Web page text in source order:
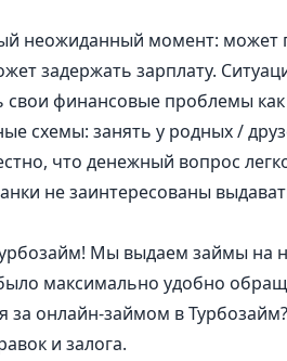
неожиданный момент: может
задержать зарплату.
свои финансовые проблемы
схемы: занять у родных /
что денежный вопрос
не заинтересованы
Мы выдаем займы
максимально удобно
онлайн-займом в Турбозайм?
и залога.